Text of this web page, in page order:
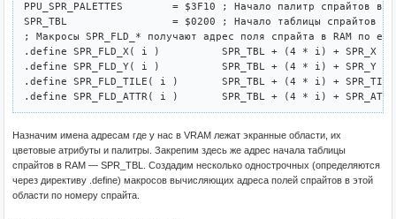
PPU_SPR_PALETTES	= $3F10	; Начало палитр спрайтов в VRAM
SPR_TBL			= $0200	; Начало таблицы спрайтов в RAM
; Макросы SPR_FLD_* получают адрес поля спрайта в RAM по
.define SPR_FLD_X( i )		SPR_TBL + (4 * i) + SPR_X
.define SPR_FLD_Y( i )		SPR_TBL + (4 * i) + SPR_Y
.define SPR_FLD_TILE( i )	SPR_TBL + (4 * i) + SPR_TILE
Назначим имена адресам где у нас в VRAM лежат экранные области, их
цветовые атрибуты и палитры. Закрепим здесь же адрес начала таблицы
спрайтов в RAM — SPR_TBL. Создадим несколько однострочных (определяются
через директиву .define) макросов вычисляющих адреса полей спрайтов в этой
области по номеру спрайта.